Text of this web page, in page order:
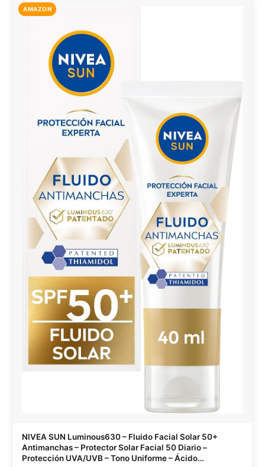
AMAZON
NIVEA SUN Luminous630 – Fluido Facial Solar 50+
Antimanchas – Protector Solar Facial 50 Diario –
Protección UVA/UVB – Tono Uniforme – Ácido